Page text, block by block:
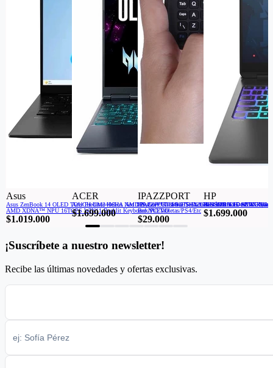
Asus
Asus ZenBook 14 OLED TOUCH UM3406HA AMD Ryzen™ 7-8840HS 512GB SSD 16GB 14"WUXGA
AMD XDNA™ NPU 16TOPS WIN11 Backlit Keyboard NUEVO
$1.019.000
ACER
Acer Predator Helios Neo 16S Core Ultra 9-275HX 16GB 1TB SSD RTX 5060
$1.699.000
IPAZZPORT
IPAZZPORT Mini Teclado Inalámbrico De 2.4G
Box/PC/Tabletas/PS4/Etc
$29.000
HP
HP OMEN 16 AMD
$1.699.000
¡Suscríbete a nuestro newsletter!
Recibe las últimas novedades y ofertas exclusivas.